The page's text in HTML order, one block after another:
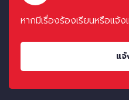
หากมีเรื่องร้องเรียนหรือแจ้
แจ้